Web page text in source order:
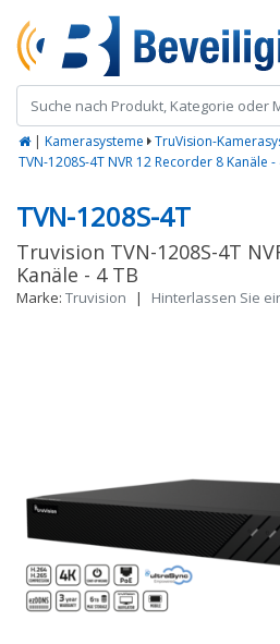
| Kamerasysteme TruVision-
TVN-1208S-4T NVR 12 Recorder 8 Kanäle -
TVN-1208S-4T
Truvision TVN-1208S-4T
Kanäle - 4 TB
Marke: Truvision | Hinterlassen Sie